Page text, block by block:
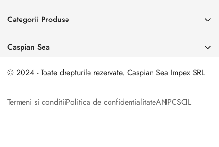
Creaza cont
Autentificare cont
Contact
Categorii Produse
Incaltaminte Dama
Incaltaminte Barbati
Genti & Accesorii
Caspian Sea
© 2024 - Toate drepturile rezervate. Caspian Sea Impex SRL
Termeni si conditiiPolitica de confidentialitateANPCSOL